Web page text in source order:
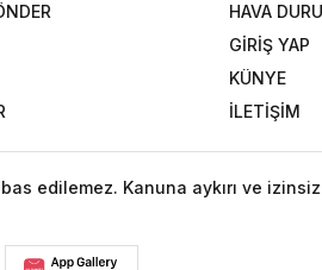
HAVA
GİRİŞ YAP
KÜNYE
İLETİŞİM
edilemez. Kanuna aykırı ve